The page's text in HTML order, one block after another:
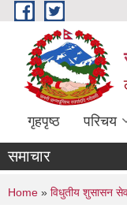
Skip to main content
गृहपृष्ठ परिचय
समाचार
You are
Home » विधुतीय शुसासन